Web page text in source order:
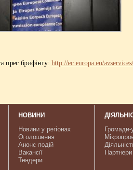
прес брифінгу: http://ec.europa.eu/
НОВИНИ
Новини у регіонах
Оголошення
Анонс подій
Вакансії
Тендери
Громади-
Партнери